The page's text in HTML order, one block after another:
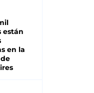
están
en la